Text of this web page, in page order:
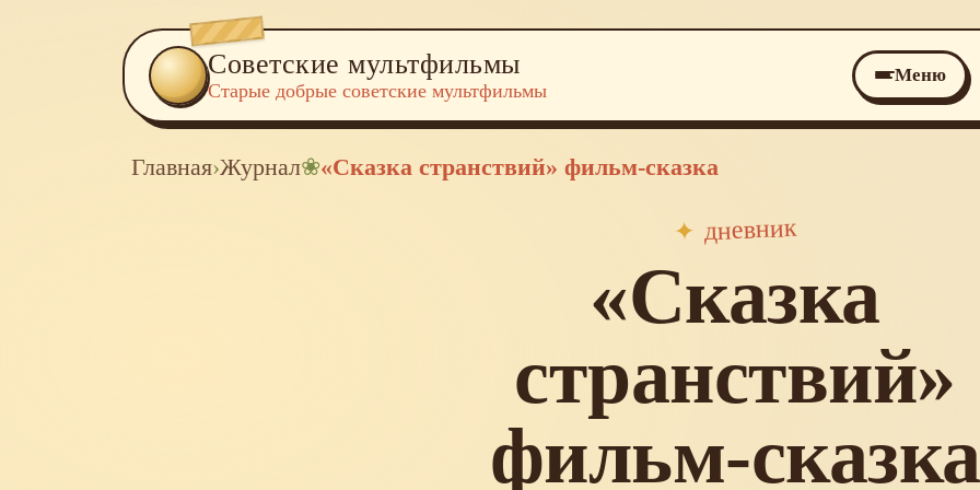
Советские мультфильмы
Старые добрые советские мультфильмы
Меню
Главная›Журнал❀«Сказка странствий» фильм-сказка
✦ дневник
«Сказка
странствий»
фильм-сказка